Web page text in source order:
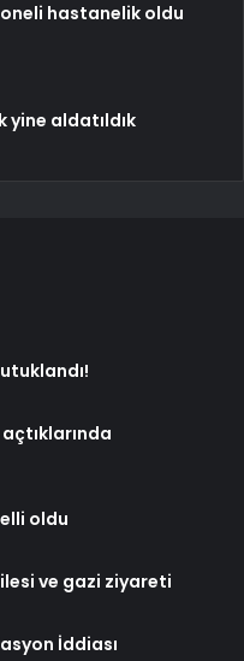
hastanelik oldu
yine aldatıldık
oldu
ve gazi ziyareti
İddiası